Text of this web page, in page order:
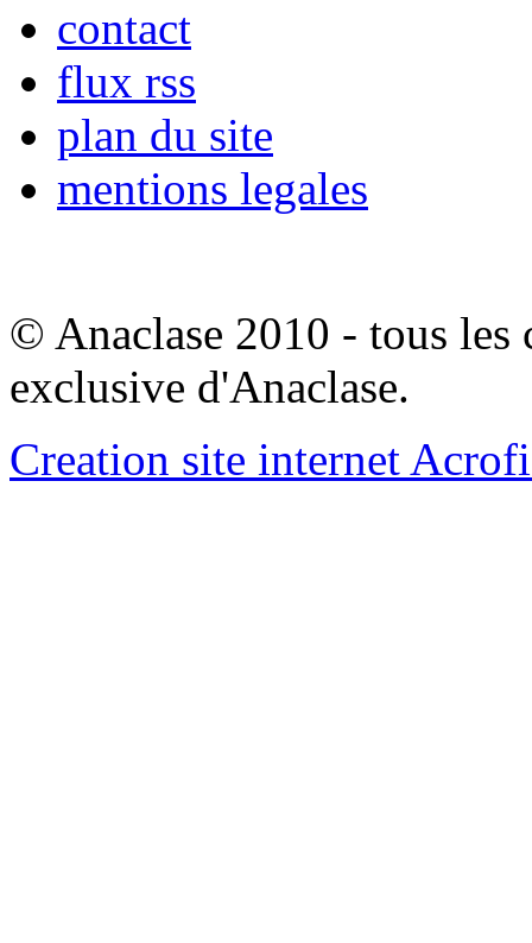
contact
flux rss
plan du site
mentions legales
© Anaclase 2010 - tous les
exclusive d'Anaclase.
Creation site internet